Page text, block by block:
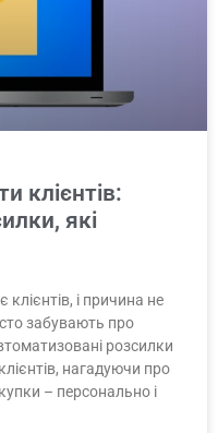
клієнтів:
які
і причина не
забувають про
розсилки
нагадуючи про
– персонально і